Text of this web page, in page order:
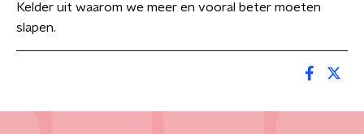
Kelder uit waarom we meer en vooral beter moeten
slapen.